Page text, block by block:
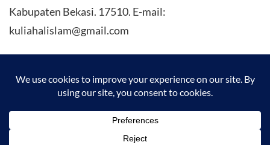
Kabupaten Bekasi. 17510. E-mail:
kuliahalislam@gmail.com
KULIAHALISLAM.COM Copyright (C) 2026